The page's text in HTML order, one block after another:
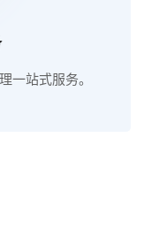
一站式服务。